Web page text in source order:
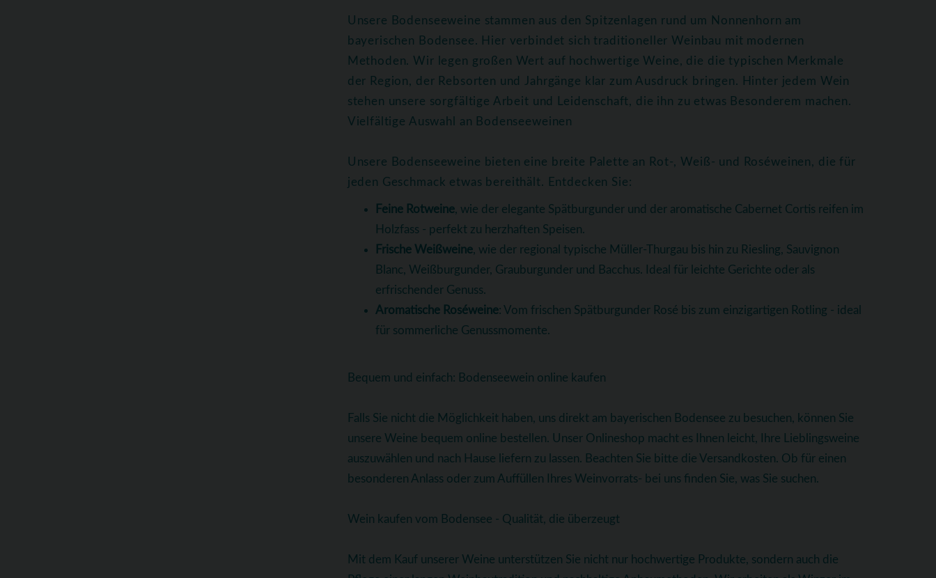
Unsere Bodenseeweine stammen aus den Spitzenlagen rund um Nonnenhorn am
bayerischen Bodensee. Hier verbindet sich traditioneller Weinbau mit modernen
Methoden. Wir legen großen Wert auf hochwertige Weine, die die typischen Merkmale
der Region, der Rebsorten und Jahrgänge klar zum Ausdruck bringen. Hinter jedem Wein
stehen unsere sorgfältige Arbeit und Leidenschaft, die ihn zu etwas Besonderem machen.
Vielfältige Auswahl an Bodenseeweinen
Unsere Bodenseeweine bieten eine breite Palette an Rot-, Weiß- und Roséweinen, die für
jeden Geschmack etwas bereithält. Entdecken Sie:
Feine Rotweine, wie der elegante Spätburgunder und der aromatische Cabernet Cortis reifen im
Holzfass - perfekt zu herzhaften Speisen.
Frische Weißweine, wie der regional typische Müller-Thurgau bis hin zu Riesling, Sauvignon
Blanc, Weißburgunder, Grauburgunder und Bacchus. Ideal für leichte Gerichte oder als
erfrischender Genuss.
Aromatische Roséweine: Vom frischen Spätburgunder Rosé bis zum einzigartigen Rotling - ideal
für sommerliche Genussmomente.
Bequem und einfach: Bodenseewein online kaufen
Falls Sie nicht die Möglichkeit haben, uns direkt am bayerischen Bodensee zu besuchen, können Sie
unsere Weine bequem online bestellen. Unser Onlineshop macht es Ihnen leicht, Ihre Lieblingsweine
auszuwählen und nach Hause liefern zu lassen. Beachten Sie bitte die Versandkosten. Ob für einen
besonderen Anlass oder zum Auffüllen Ihres Weinvorrats- bei uns finden Sie, was Sie suchen.
Wein kaufen vom Bodensee - Qualität, die überzeugt
Mit dem Kauf unserer Weine unterstützen Sie nicht nur hochwertige Produkte, sondern auch die